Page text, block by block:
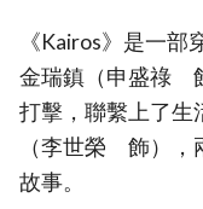
《Kairos》是一
金瑞鎮（申盛祿
打擊，聯繫上了生
（李世榮 飾），
故事。